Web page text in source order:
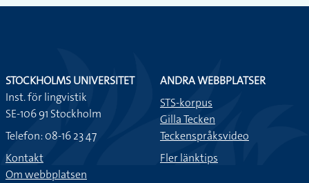
STOCKHOLMS UNIVERSITET
Inst. för lingvistik
SE-106 91 Stockholm
Telefon: 08-16 23 47
Kontakt
Om webbplatsen
ANDRA WEBBPLATSER
STS-korpus
Gilla Tecken
Teckenspråksvideo
Fler länktips